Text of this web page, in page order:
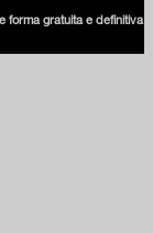
gratuita e